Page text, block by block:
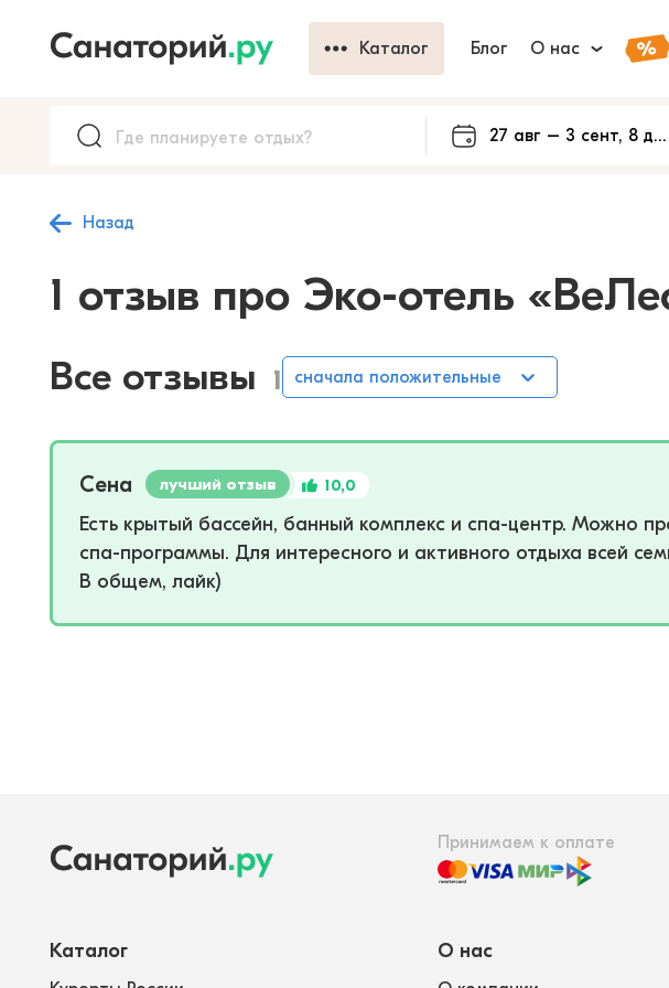
Каталог Блог О нас
Назад
1 отзыв про Эко-отель
Все отзывы 1 сначала положительные
Сена лучший отзыв 10,0
Есть крытый бассейн, банный комплекс и спа-центр. Можно
спа-программы. Для интересного и активного отдыха всей
В общем, лайк)
Каталог
Принимаем к оплате
О нас